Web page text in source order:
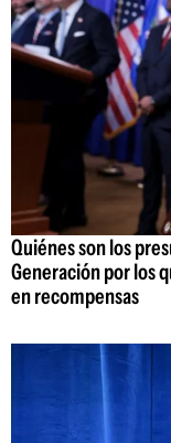
Quiénes son los
Generación por los
en recompensas